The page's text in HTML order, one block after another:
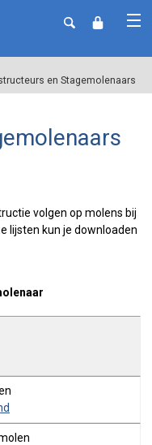
en Stagemolenaars
volgen op molens bij
lijsten kun je downloaden